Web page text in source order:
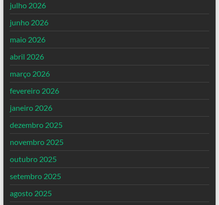
julho 2026
junho 2026
maio 2026
abril 2026
março 2026
fevereiro 2026
janeiro 2026
dezembro 2025
novembro 2025
outubro 2025
setembro 2025
agosto 2025